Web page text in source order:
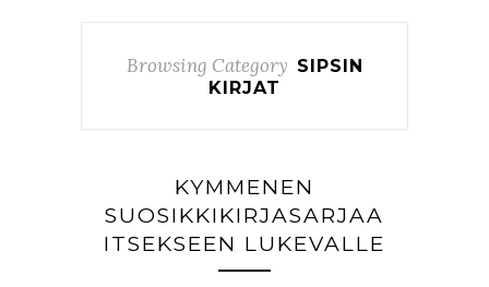
Browsing Category SIPSIN
KIRJAT
KYMMENEN
SUOSIKKIKIRJASARJAA
ITSEKSEEN LUKEVALLE